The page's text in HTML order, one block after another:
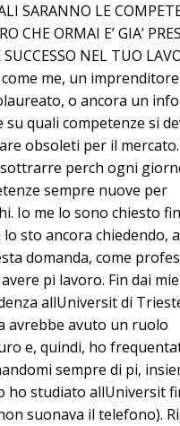
SARANNO LE
CHE ORMAI E’ GIA’
SUCCESSO NEL TUO
me, un
o ancora un
quali competenze si
obsoleti per il
perch ogni
sempre nuove per
Io me lo sono chiesto
sto ancora chiedendo,
domanda, come
pi lavoro. Fin dai
allUniversit di
avrebbe avuto un ruolo
e, quindi, ho
sempre di pi,
ho studiato allUniversit
suonava il telefono).